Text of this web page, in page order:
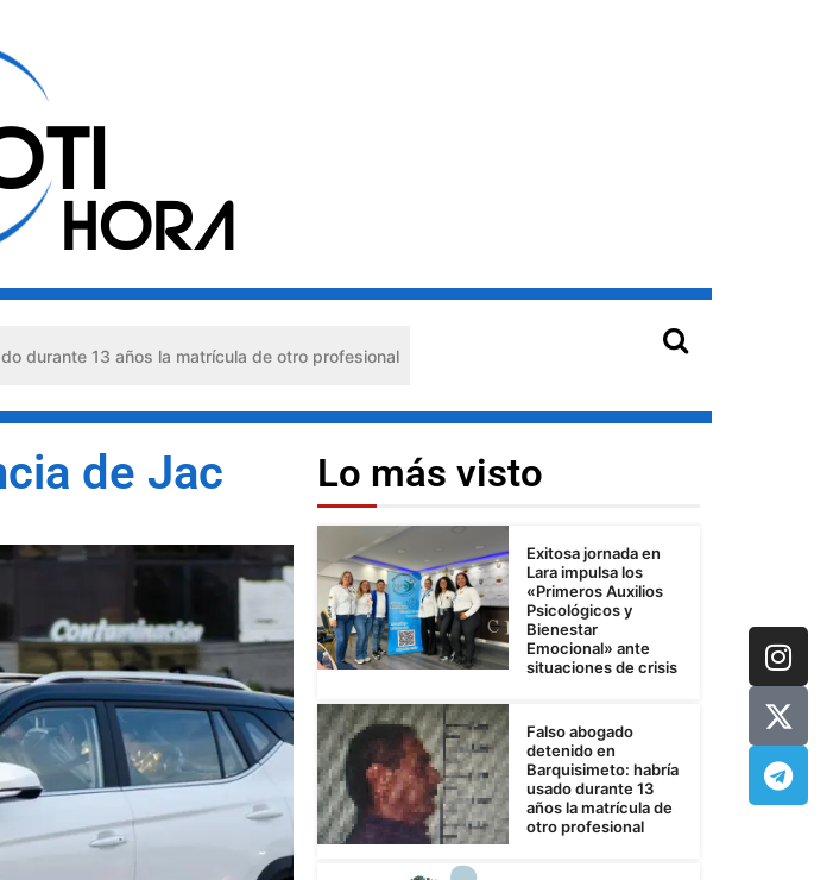
matrícula de otro profesional Hantavirus en Venezuela: claves de prevención para
de Jac
Lo más visto
Exitosa jornada en
Lara impulsa los
«Primeros Auxilios
Psicológicos y
Bienestar
Emocional» ante
situaciones de crisis
Falso abogado
detenido en
Barquisimeto: habría
usado durante 13
años la matrícula de
otro profesional